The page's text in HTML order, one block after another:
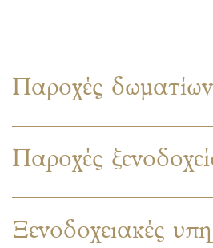
Παροχές δωματίων
Παροχές
Ξενοδοχειακές